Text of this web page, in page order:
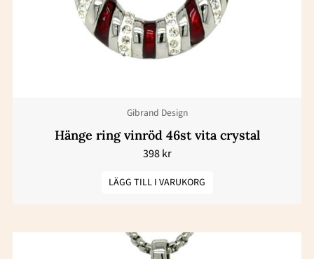
Gibrand Design
Hänge ring vinröd 46st vita crystal
398kr
LÄGG TILL I VARUKORG